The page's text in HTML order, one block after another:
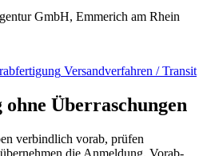
GmbH, Emmerich am Rhein
Versandverfahren / Transit
Überraschungen
verbindlich vorab, prüfen
die Anmeldung. Vorab-